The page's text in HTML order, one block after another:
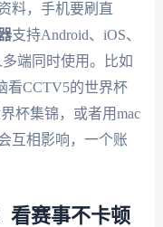
料，手机要刷直
支持Android、iOS、
端同时使用。比如
看CCTV5的世界杯
杯集锦，或者用mac
互相影响，一个账
看赛事不卡顿